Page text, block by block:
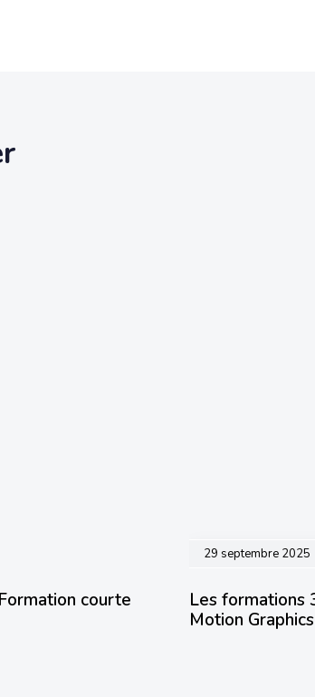
courte
29 septembre 2025
Les formations
Motion Graphics